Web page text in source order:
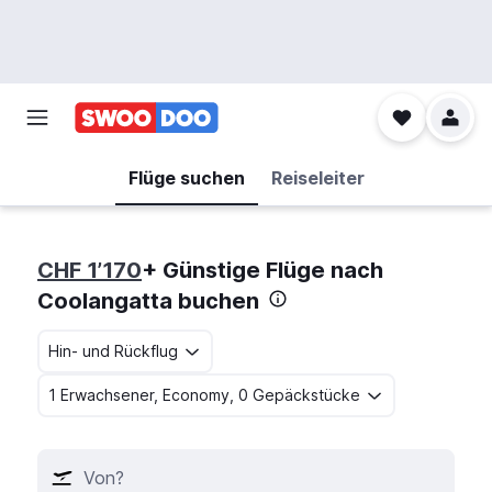
Flüge suchen Reiseleiter
CHF 1’170+ Günstige Flüge nach
Coolangatta buchen
Hin- und Rückflug
1 Erwachsener, Economy, 0 Gepäckstücke
Von?